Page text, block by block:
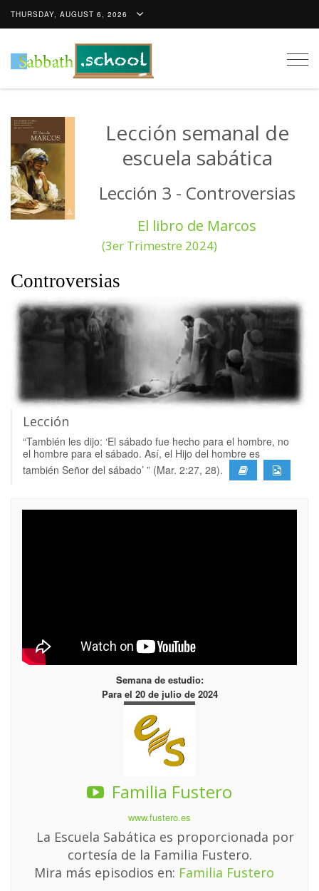
THURSDAY, AUGUST 6, 2026
Lección semanal de
escuela sabática
Lección 3 - Controversias
El libro de Marcos
(3er Trimestre 2024)
Controversias
Lección
“También les dijo: ‘El sábado fue hecho para el hombre, no
el hombre para el sábado. Así, el Hijo del hombre es
también Señor del sábado’ ” (Mar. 2:27, 28).
Semana de estudio:
Para el 20 de julio de 2024
Familia Fustero
www.fustero.es
La Escuela Sabática es proporcionada por
cortesía de la Familia Fustero.
Mira más episodios en: Familia Fustero